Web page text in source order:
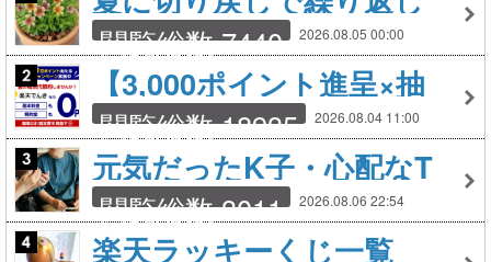
花を咲かせる植物 ペチュ
ニア バーベナ…
閲覧総数 7440 2026.08.05 00:00
【3,000ポイント進呈×抽
選キャンペーン実施中】
楽天でんきで固定費見直
し
閲覧総数 18935 2026.08.04 11:00
元気だったK子・心配なT
子・せともの市2026
閲覧総数 3011 2026.08.06 22:54
楽天ラッキーくじ一覧